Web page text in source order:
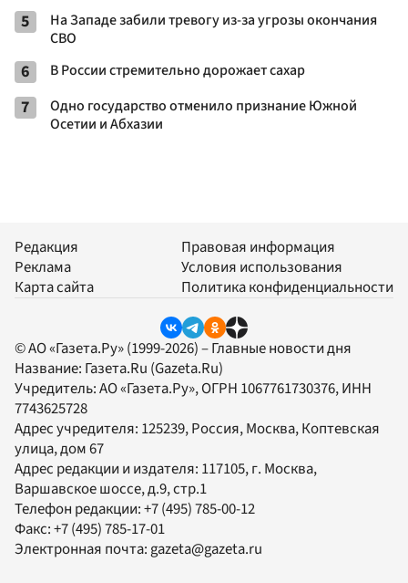
5
На Западе забили тревогу из-за угрозы окончания
СВО
6 В России стремительно дорожает сахар
7
Одно государство отменило признание Южной
Осетии и Абхазии
Редакция
Реклама
Карта сайта
Правовая информация
Условия использования
Политика конфиденциальности
© АО «Газета.Ру» (1999-2026) – Главные новости дня
Название: Газета.Ru (Gazeta.Ru)
Учредитель:АО «Газета.Ру», ОГРН 1067761730376, ИНН
7743625728
Адрес учредителя: 125239, Россия, Москва, Коптевская
улица, дом 67
Адрес редакции и издателя: 117105, г. Москва,
Варшавское шоссе, д.9, стр.1
Телефон редакции:+7 (495) 785-00-12
Факс:+7 (495) 785-17-01
Электронная почта: gazeta@gazeta.ru